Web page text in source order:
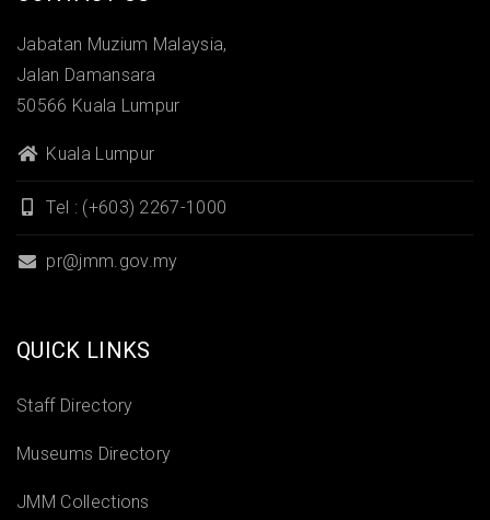
Jabatan Muzium Malaysia,
Jalan Damansara
50566 Kuala Lumpur
Kuala Lumpur
Tel : (+603) 2267-1000
pr@jmm.gov.my
QUICK LINKS
Staff Directory
Museums Directory
JMM Collections